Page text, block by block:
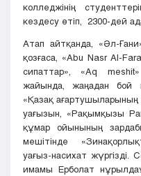
колледжінің
кездесу өтіп, 2300-дей
Атап айтқанда, «Әл-
қозғаса, «Abu Nasr Al-
сипаттар», «Aq
жайында, жаңадан бой
«Қазақ ағартушыларының
уағызын, «Рақымқызы
құмар ойынының
мешітінде
уағыз-насихат жүргізді.
имамы Ерболат